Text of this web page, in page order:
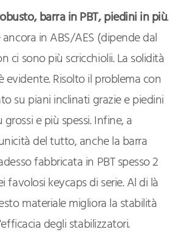
barra in PBT, piedini in più.
in ABS/AES (dipende dal
ci sono più scricchiolii. La solidità
evidente. Risolto il problema con
su piani inclinati grazie e piedini
e più spessi. Infine, a
del tutto, anche la barra
fabbricata in PBT spesso 2
favolosi keycaps di serie. Al di là
materiale migliora la stabilità
degli stabilizzatori.